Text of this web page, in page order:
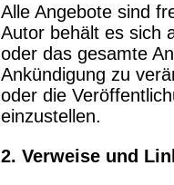
Alle Angebote sind
Autor behält es sich
oder das gesamte
Ankündigung zu
oder die
einzustellen.
2. Verweise und